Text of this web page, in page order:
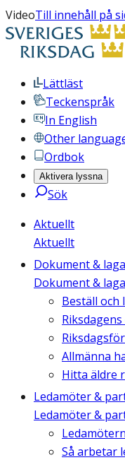
VideoTill innehåll på
Lättläst
Teckenspråk
In English
Other
Ordbok
Aktivera lyssna
Sök
Aktuellt
Aktuellt
Dokument &
Dokument &
Beställ och
Allmänna
Hitta äldre
Ledamöter &
Ledamöter &
Så arbetar